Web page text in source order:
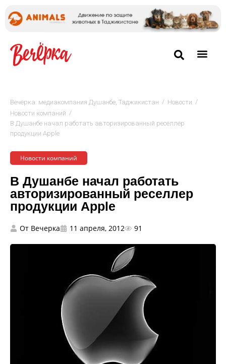
Вечёрка: медиакомпания Душанбе, Таджикистан / Новости /
Новости компаний /
В Душанбе начал работать авторизированный реселлер
продукции Apple
Новости компаний
В Душанбе начал работать
авторизированный реселлер
продукции Apple
От Вечерка 11 апреля, 2012 91